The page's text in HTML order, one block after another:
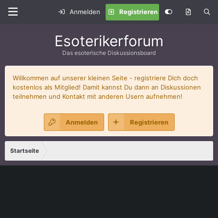
Anmelden Registrieren
Esoterikerforum
Das esoterische Diskussionsboard
Willkommen auf unserer kleinen Seite - registriere Dich doch
kostenlos als Mitglied! Damit kannst Du dann an Diskussionen
teilnehmen und Kontakt mit anderen Usern aufnehmen!
Anmelden Registrieren
Startseite